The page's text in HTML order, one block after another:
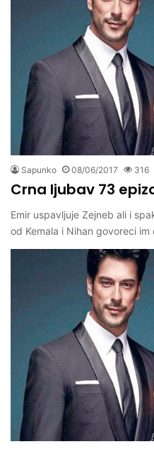
Sapunko 08/06/2017 316
Crna ljubav 73
Emir uspavljuje Zejneb ali i
od Kemala i Nihan govoreci